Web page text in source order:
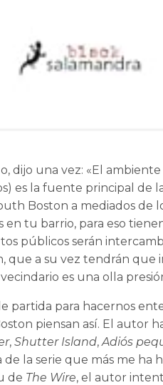
dijo una vez: «El
es la fuente principal de
Boston a mediados de
tu barrio, para eso
públicos serán
que a su vez tendrán que
es una olla
partida para hacernos
piensan así. El autor
, Shutter Island,Adiós
de la serie que más me
de The Wire, el autor